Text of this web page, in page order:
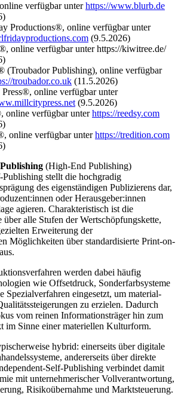
verfügbar unterhttps://www.blurb.de
Productions®, online verfügbar unter
(9.5.2026)
online verfügbar unter https://kiwitree.de/
(Troubador Publishing), online verfügbar
troubador.co.uk (11.5.2026)
online verfügbar unter
(9.5.2026)
online verfügbar unterhttps://reedsy.com
online verfügbar unterhttps://tredition.com
(High-End Publishing)
Publishing stellt die hochgradig
des eigenständigen Publizierens dar,
oder Herausgeber:innen
agieren. Charakteristisch ist die
alle Stufen der Wertschöpfungskette,
Erweiterung der
Möglichkeiten über standardisierte Print-on-
werden dabei häufig
wie Offsetdruck, Sonderfarbsysteme
Spezialverfahren eingesetzt, um material-
zu erzielen. Dadurch
vom reinen Informationsträger hin zum
im Sinne einer materiellen Kulturform.
hybrid: einerseits über digitale
andererseits über direkte
Self-Publishing verbindet damit
mit unternehmerischer Vollverantwortung,
Risikoübernahme und Marktsteuerung.